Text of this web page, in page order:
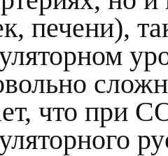
печени),
что при